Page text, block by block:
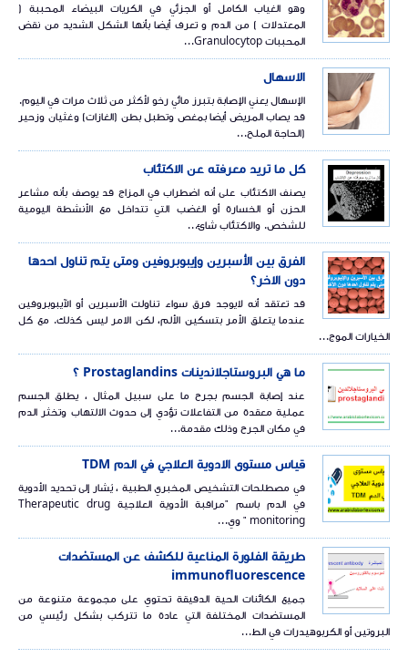
وهو الغياب الكامل أو الجزئي في الكريات البيضاء المحببة (
المعتدلات ) من الدم و تعرف أيضا بأنها الشكل الشديد من نقض
المحببات Granulocytop...
الاسهال
الإسهال يعني الإصابة بتبرز مائي رخو لأكثر من ثلاث مرات في اليوم.
قد يصاب المريض أيضا بمغص وتطبل بطن (الغازات) وغثيان وزحير
(الحاجة الملح...
كل ما تريد معرفته عن الاكتئاب
يصنف الاكتئاب على أنه اضطراب في المزاج قد يوصف بأنه مشاعر
الحزن أو الخسارة أو الغضب التي تتداخل مع الأنشطة اليومية
للشخص. والاكتئاب شائ...
الفرق بين الأسبرين وإيبوبروفين ومتى يتم تناول احدها
دون الاخر؟
قد تعتقد أنه لايوجد فرق سواء تناولت الأسبرين أو الآيبوبروفين
عندما يتعلق الأمر بتسكين الألم، لكن الامر ليس كذلك. مع كل
الخيارات الموج...
ما هي البروستاجلاندينات Prostaglandins ؟
عند إصابة الجسم بجرح ما على سبيل المثال ، يطلق الجسم
عملية معقدة من التفاعلات تؤدي إلى حدوث الالتهاب وتخثر الدم
في مكان الجرح وذلك مقدمة...
قياس مستوى الادوية العلاجي في الدم TDM
في مصطلحات التشخيص المخبري الطبية ، يُشار إلى تحديد الأدوية
في الدم باسم "مراقبة الأدوية العلاجية Therapeutic drug
monitoring " وي...
طريقة الفلورة المناعية للكشف عن المستضدات
immunofluorescence
جميع الكائنات الحية الدقيقة تحتوي على مجموعة متنوعة من
المستضدات المختلفة التي عادة ما تتركب بشكل رئيسي من
البروتين أو الكربوهيدرات في الط...